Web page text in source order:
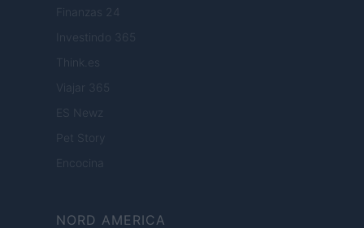
Finanzas 24
Investindo 365
Think.es
Viajar 365
ES Newz
Pet Story
Encocina
NORD AMERICA